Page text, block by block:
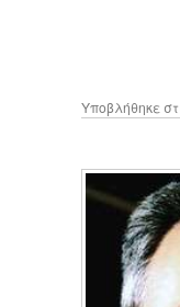
Υποβλήθηκε